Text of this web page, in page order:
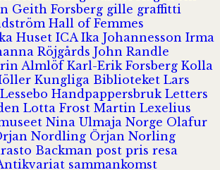
Geith Forsberg gille graffitti
Hall of Femmes
Huset ICA Ika Johannesson Irma
Röjgårds John Randle
Almlöf Karl-Erik Forsberg Kolla
Kungliga Biblioteket Lars
Lessebo Handpappersbruk Letters
Lotta Frost Martin Lexelius
Nina Ulmaja Norge Olafur
Nordling Örjan Norling
Backman post pris resa
sammankomst